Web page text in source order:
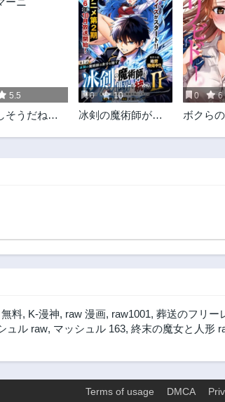
5.5
そうだねソ
0 10
冰剣の魔術師が世
ある少年は、魔術
0 6
ボクら
料, K-漫神, raw 漫画, raw1001, 葬送のフリー
ュル raw, マッシュル 163, 終末の魔女と人形
Terms of usage DMCA